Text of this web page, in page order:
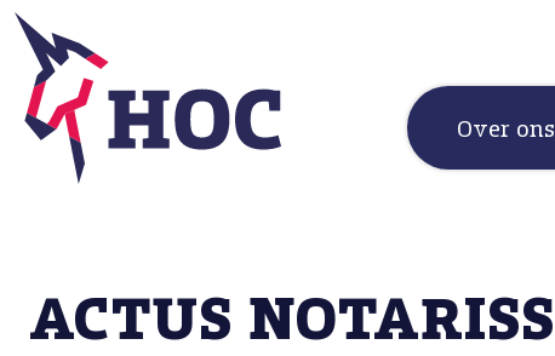
Over ons
ACTUS